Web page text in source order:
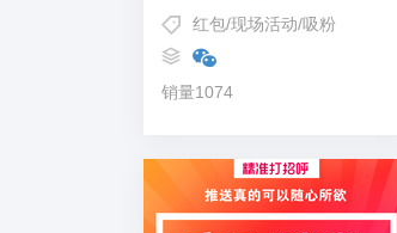
红包/现场活动/吸粉
销量1074